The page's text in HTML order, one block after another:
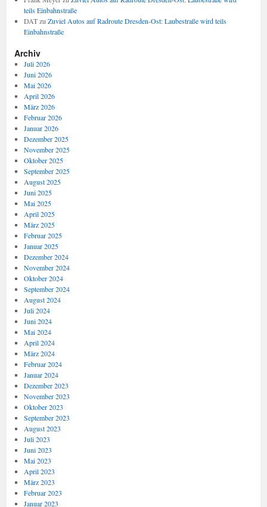
teils Einbahnstraße
DATzuZuviel Autos auf Radroute Dresden-Ost: Laubestraße wird teils
Einbahnstraße
Archiv
Juli 2026
Juni 2026
Mai 2026
April 2026
März 2026
Februar 2026
Januar 2026
Dezember 2025
November 2025
Oktober 2025
September 2025
August 2025
Juni 2025
Mai 2025
April 2025
März 2025
Februar 2025
Januar 2025
Dezember 2024
November 2024
Oktober 2024
September 2024
August 2024
Juli 2024
Juni 2024
Mai 2024
April 2024
März 2024
Februar 2024
Januar 2024
Dezember 2023
November 2023
Oktober 2023
September 2023
August 2023
Juli 2023
Juni 2023
Mai 2023
April 2023
März 2023
Februar 2023
Januar 2023